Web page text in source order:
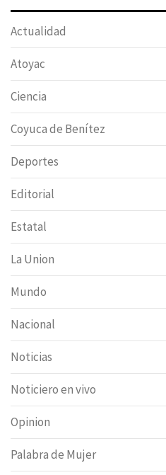
Actualidad
Atoyac
Ciencia
Coyuca de Benítez
Deportes
Editorial
Estatal
La Union
Mundo
Nacional
Noticias
Noticiero en vivo
Opinion
Palabra de Mujer